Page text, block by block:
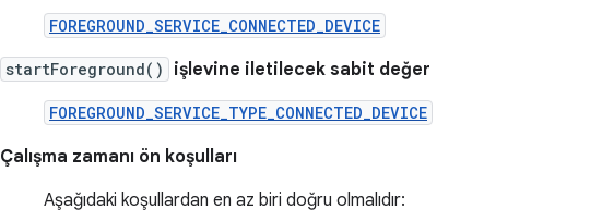
FOREGROUND_SERVICE_CONNECTED_DEVICE
startForeground() işlevine iletilecek sabit değer
FOREGROUND_SERVICE_TYPE_CONNECTED_DEVICE
Çalışma zamanı ön koşulları
Aşağıdaki koşullardan en az biri doğru olmalıdır: